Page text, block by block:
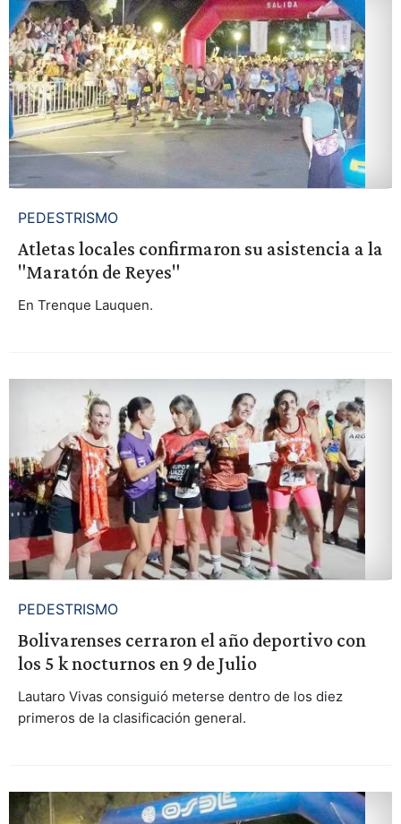
PEDESTRISMO
Atletas locales confirmaron su asistencia a la
"Maratón de Reyes"
En Trenque Lauquen.
PEDESTRISMO
Bolivarenses cerraron el año deportivo con
los 5 k nocturnos en 9 de Julio
Lautaro Vivas consiguió meterse dentro de los diez
primeros de la clasificación general.